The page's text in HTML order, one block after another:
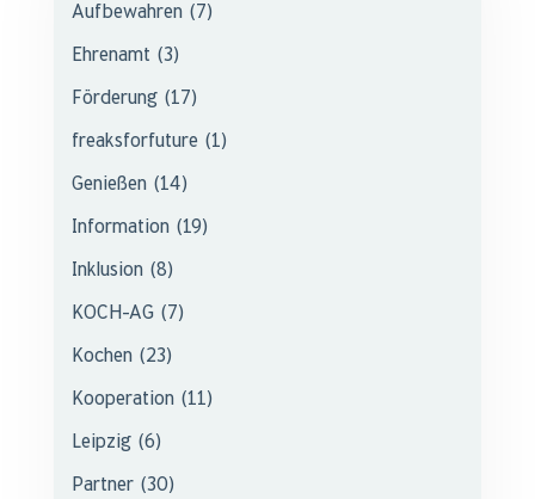
Aufbewahren(7)
Ehrenamt (3)
Förderung(17)
freaksforfuture(1)
Genießen(14)
Information(19)
Inklusion(8)
KOCH-AG(7)
Kochen(23)
Kooperation(11)
Leipzig(6)
Partner(30)